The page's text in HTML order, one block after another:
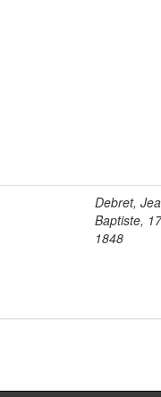
Debret,
Baptiste,
1848